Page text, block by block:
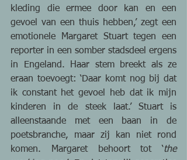
kleding die ermee door kan en een
gevoel van een thuis hebben,’ zegt een
emotionele Margaret Stuart tegen een
reporter in een somber stadsdeel ergens
in Engeland. Haar stem breekt als ze
eraan toevoegt: ‘Daar komt nog bij dat
ik constant het gevoel heb dat ik mijn
kinderen in de steek laat.’ Stuart is
alleenstaande met een baan in de
poetsbranche, maar zij kan niet rond
komen. Margaret behoort tot ‘the